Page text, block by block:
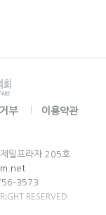
부 이용약관
일프라자 205호
3573
RESERVED.